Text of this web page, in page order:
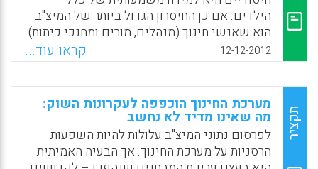
WhatsApp
Facebook
Email
X
הילדים. אם כן החיסרון הגדול ביותר של המיצ"ב
הוא שאנשי חינוך (מנהלים, מורים ומחנכי כיתות)
נעשים עבדים למדידת הישגים, במקום לטפח
למידה משמעותית, סקרנות, חשיבה, יצירתיות
והערכה למקצוע הנלמד.
WhatsApp
Facebook
Email
X
12-12-2012 קראו עוד...
תקציר
מערכת החינוך הוכפפה לעקרונות השוק:
מה שאינו מדיד לא נחשב
לפרסום נתוני המיצ"ב עלולות להיות השפעות
הרסניות על מערכת החינוך. אך הבעיה האמיתית